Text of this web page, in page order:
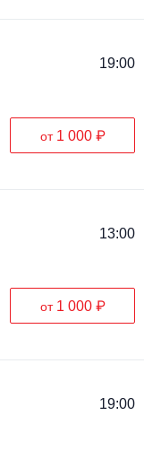
19:00
от 1 000 ₽
13:00
от 1 000 ₽
19:00